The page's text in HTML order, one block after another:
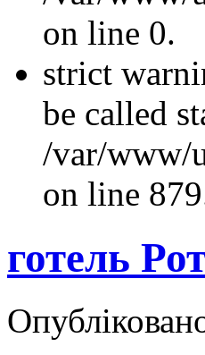
on line 0.
strict
be called
/var/www/
on line
готель